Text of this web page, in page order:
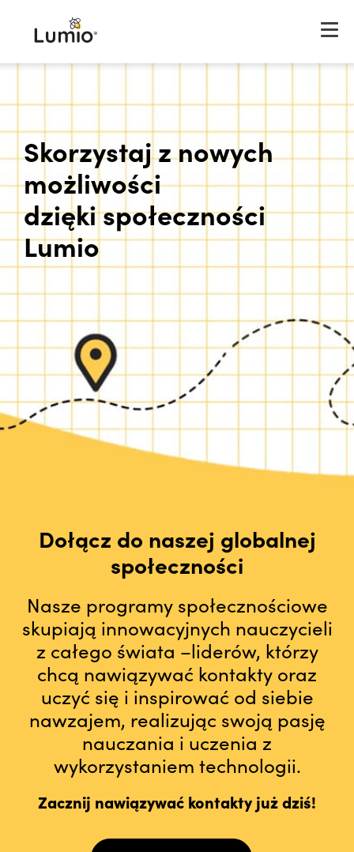
Skorzystaj z nowych
możliwości
dzięki społeczności
Lumio
Dołącz do naszej globalnej
społeczności
Nasze programy społecznościowe
skupiają innowacyjnych nauczycieli
z całego świata –liderów, którzy
chcą nawiązywać kontakty oraz
uczyć się i inspirować od siebie
nawzajem, realizując swoją pasję
nauczania i uczenia z
wykorzystaniem technologii.
Zacznij nawiązywać kontakty już dziś!